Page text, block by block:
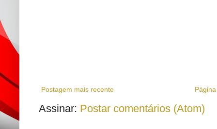
Postagem mais recente
Assinar: Postar comentários (Atom)